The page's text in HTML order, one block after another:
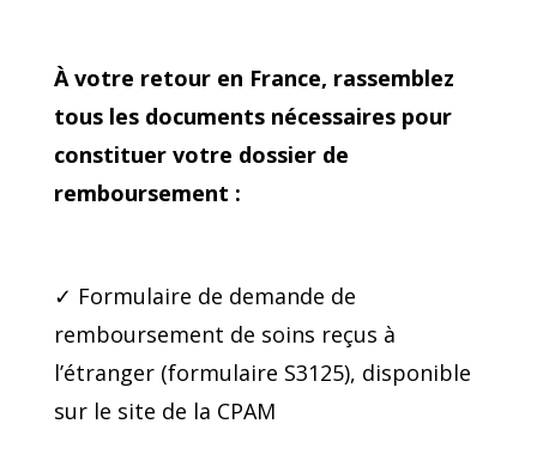
À votre retour en France, rassemblez
tous les documents nécessaires pour
constituer votre dossier de
remboursement :
✓ Formulaire de demande de
remboursement de soins reçus à
l’étranger (formulaire S3125), disponible
sur le site de la CPAM